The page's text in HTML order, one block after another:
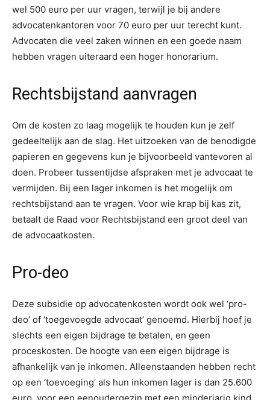
wel 500 euro per uur vragen, terwijl je bij andere
advocatenkantoren voor 70 euro per uur terecht kunt.
Advocaten die veel zaken winnen en een goede naam
hebben vragen uiteraard een hoger honorarium.
Rechtsbijstand aanvragen
Om de kosten zo laag mogelijk te houden kun je zelf
gedeeltelijk aan de slag. Het uitzoeken van de benodigde
papieren en gegevens kun je bijvoorbeeld vantevoren al
doen. Probeer tussentijdse afspraken met je advocaat te
vermijden. Bij een lager inkomen is het mogelijk om
rechtsbijstand aan te vragen. Voor wie krap bij kas zit,
betaalt de Raad voor Rechtsbijstand een groot deel van
de advocaatkosten.
Pro-deo
Deze subsidie op advocatenkosten wordt ook wel ‘pro-
deo’ of ‘toegevoegde advocaat’ genoemd. Hierbij hoef je
slechts een eigen bijdrage te betalen, en geen
proceskosten. De hoogte van een eigen bijdrage is
afhankelijk van je inkomen. Alleenstaanden hebben recht
op een ‘toevoeging’ als hun inkomen lager is dan 25.600
euro, voor een eenoudergezin met een minderjarig kind